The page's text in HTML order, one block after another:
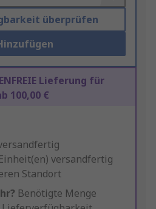
überprüfen
Lieferung für
100,00 €
Einheit(en) versandfertig
Standort
Benötigte Menge